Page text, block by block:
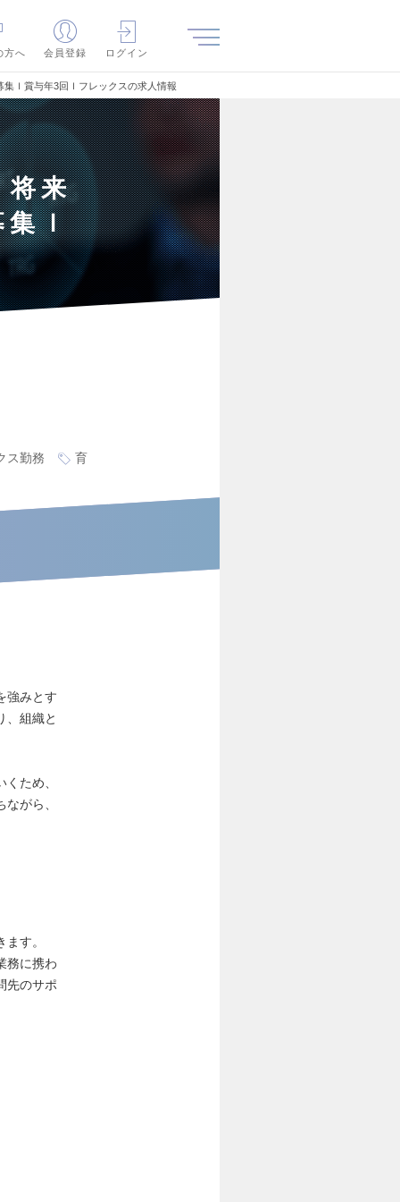
方へ 会員登録 ログイン
ｌ賞与年3回ｌフレックスの求人情報
将来
集ｌ
ス勤務 育
強みとす
、組織と
ため、
がら、
す。
務に携わ
先のサポ